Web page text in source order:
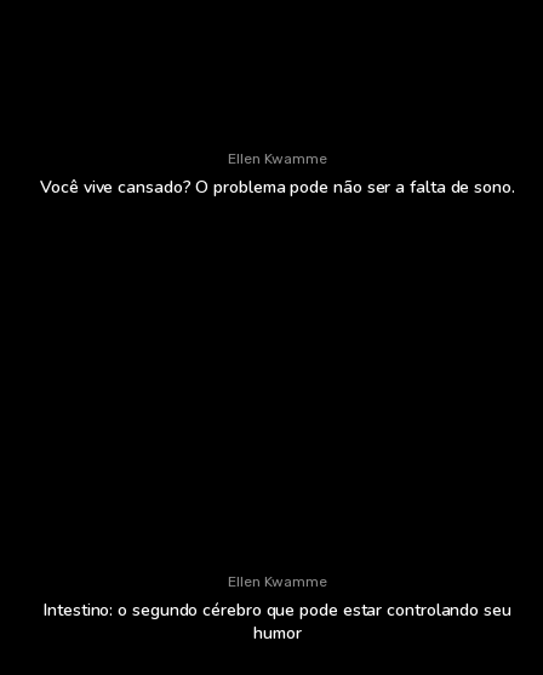
Ellen Kwamme
Você vive cansado? O problema pode não ser a falta de sono.
Ellen Kwamme
Intestino: o segundo cérebro que pode estar controlando seu
humor